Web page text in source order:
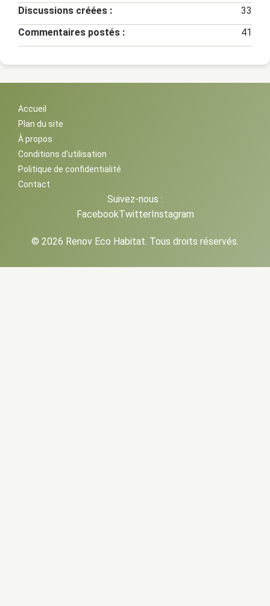
Discussions créées :
33
Commentaires postés :
41
Accueil
Plan du site
À propos
Conditions d'utilisation
Politique de confidentialité
Contact
Suivez-nous :
FacebookTwitterInstagram
© 2026 Renov Eco Habitat. Tous droits réservés.